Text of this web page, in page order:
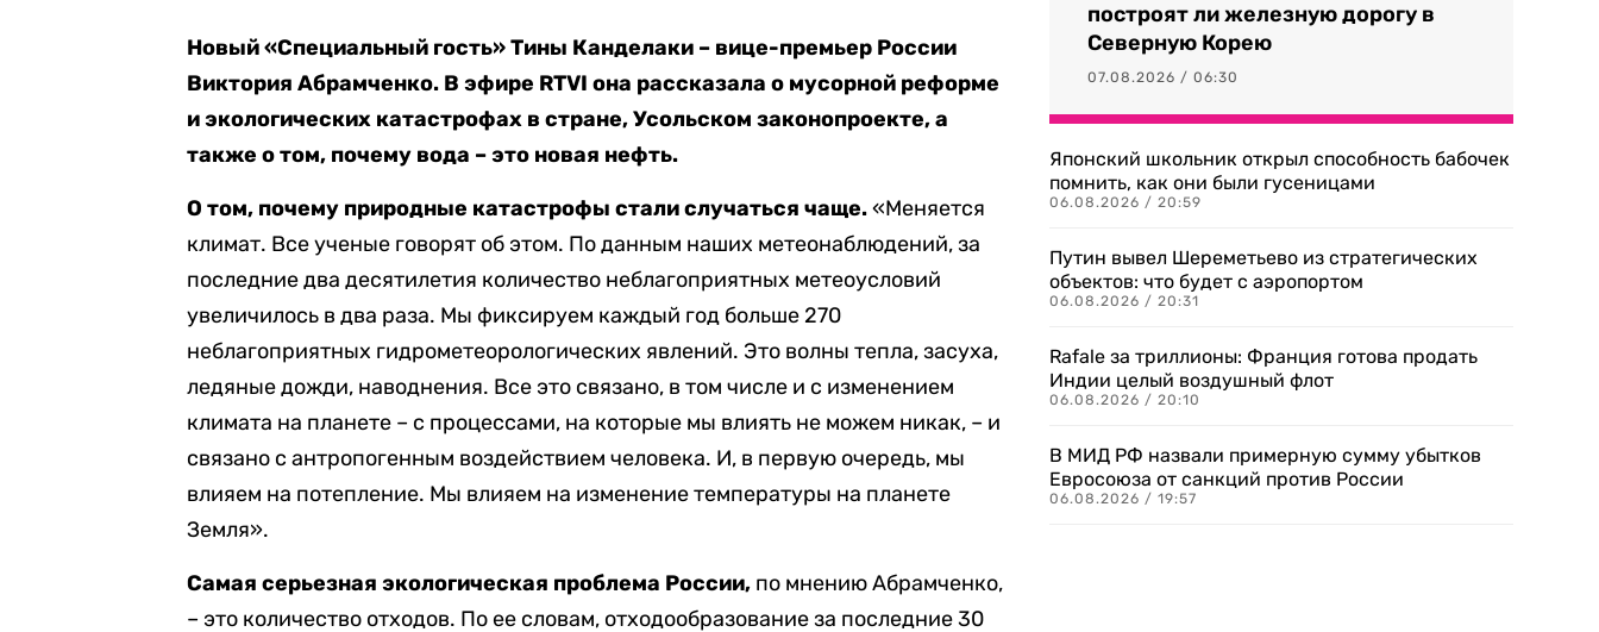
Новый «Специальный гость» Тины Канделаки – вице-премьер России
Виктория Абрамченко. В эфире RTVI она рассказала о мусорной реформе
и экологических катастрофах в стране, Усольском законопроекте, а
также о том, почему вода – это новая нефть.
О том, почему природные катастрофы стали случаться чаще.«Меняется
климат. Все ученые говорят об этом. По данным наших метеонаблюдений, за
последние два десятилетия количество неблагоприятных метеоусловий
увеличилось в два раза. Мы фиксируем каждый год больше 270
неблагоприятных гидрометеорологических явлений. Это волны тепла, засуха,
ледяные дожди, наводнения. Все это связано, в том числе и с изменением
климата на планете – с процессами, на которые мы влиять не можем никак, – и
связано с антропогенным воздействием человека. И, в первую очередь, мы
влияем на потепление. Мы влияем на изменение температуры на планете
Земля».
Самая серьезная экологическая проблема России, по мнению Абрамченко,
– это количество отходов. По ее словам, отходообразование за последние 30
построят ли железную дорогу в
Северную Корею
07.08.2026 / 06:30
Японский школьник открыл способность бабочек
помнить, как они были гусеницами
06.08.2026 / 20:59
Путин вывел Шереметьево из стратегических
объектов: что будет с аэропортом
06.08.2026 / 20:31
Rafale за триллионы: Франция готова продать
Индии целый воздушный флот
06.08.2026 / 20:10
В МИД РФ назвали примерную сумму убытков
Евросоюза от санкций против России
06.08.2026 / 19:57